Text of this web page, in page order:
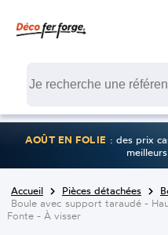
AOÛT EN FOLIE : des prix
Accueil Pièces détachées
Boule avec support taraudé -
Fonte - À visser